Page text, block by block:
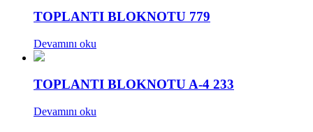
TOPLANTI BLOKNOTU 779
Devamını oku
TOPLANTI BLOKNOTU A-4 233
Devamını oku